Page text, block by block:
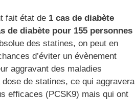
fait état de 1 cas de diabète
de diabète pour 155 personnes
des statines, on peut en
d’éviter un évènement
aggravant des maladies
de statines, ce qui aggravera
efficaces (PCSK9) mais qui ont